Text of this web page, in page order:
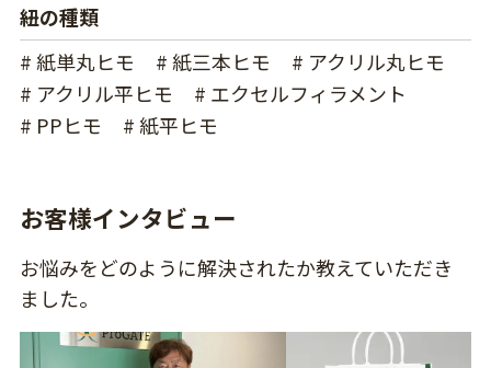
紐の種類
# 紙単丸ヒモ
# 紙三本ヒモ
# アクリル丸ヒモ
# アクリル平ヒモ
# エクセルフィラメント
# PPヒモ
# 紙平ヒモ
お客様インタビュー
お悩みをどのように解決されたか教えていただき
ました。